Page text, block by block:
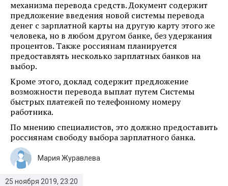
механизма перевода средств. Документ содержит
предложение введения новой системы перевода
денег с зарплатной карты на другую карту этого же
человека, но в любом другом банке, без удержания
процентов. Также россиянам планируется
предоставлять несколько зарплатных банков на
выбор.
Кроме этого, доклад содержит предложение
возможности перевода выплат путем Системы
быстрых платежей по телефонному номеру
работника.
По мнению специалистов, это должно предоставить
россиянам свободу выбора зарплатного банка.
25 ноября 2019, 23:20
Мария Журавлева